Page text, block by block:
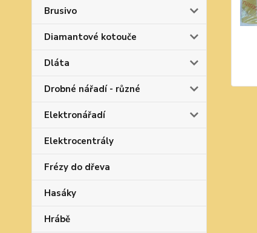
Brusivo
Diamantové kotouče
Dláta
Drobné nářadí - různé
Elektronářadí
Elektrocentrály
Frézy do dřeva
Hasáky
Hrábě